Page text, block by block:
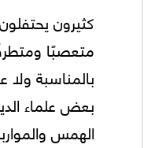
كثيرون
متعصبًا
بالمناسبة
بعض علماء
الهمس